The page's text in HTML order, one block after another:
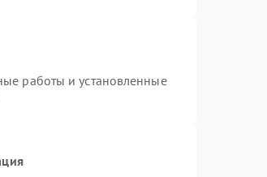
работы и установленные